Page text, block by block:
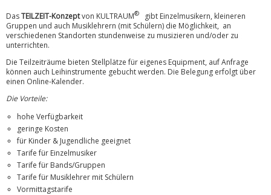
DasTEILZEIT-Konzeptvon KULTRAUM®
gibt Einzelmusikern, kleineren
Gruppen und auch Musiklehrern (mit Schülern) die Möglichkeit, an
verschiedenen Standorten stundenweise zu musizieren und/oder zu
unterrichten.
Die Teilzeiträume bieten Stellplätze für eigenes Equipment, auf Anfrage
können auch Leihinstrumente gebucht werden. Die Belegung erfolgt über
einen Online-Kalender.
Die Vorteile:
hohe Verfügbarkeit
geringe Kosten
für Kinder & Jugendliche geeignet
Tarife für Einzelmusiker
Tarife für Bands/Gruppen
Tarife für Musiklehrer mit Schülern
Vormittagstarife